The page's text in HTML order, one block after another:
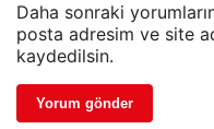
Daha sonraki
posta adresim ve site
kaydedilsin.